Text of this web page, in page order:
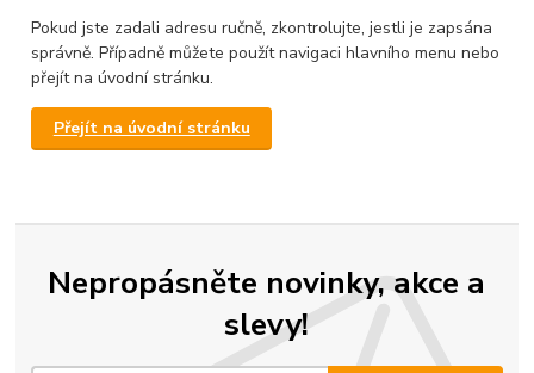
Pokud jste zadali adresu ručně, zkontrolujte, jestli je zapsána
správně. Případně můžete použít navigaci hlavního menu nebo
přejít na úvodní stránku.
Přejít na úvodní stránku
Nepropásněte novinky, akce a
slevy!